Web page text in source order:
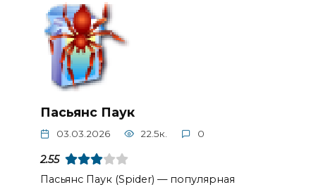
Пасьянс Паук
03.03.2026 22.5к. 0
2.55
Пасьянс Паук (Spider) — популярная